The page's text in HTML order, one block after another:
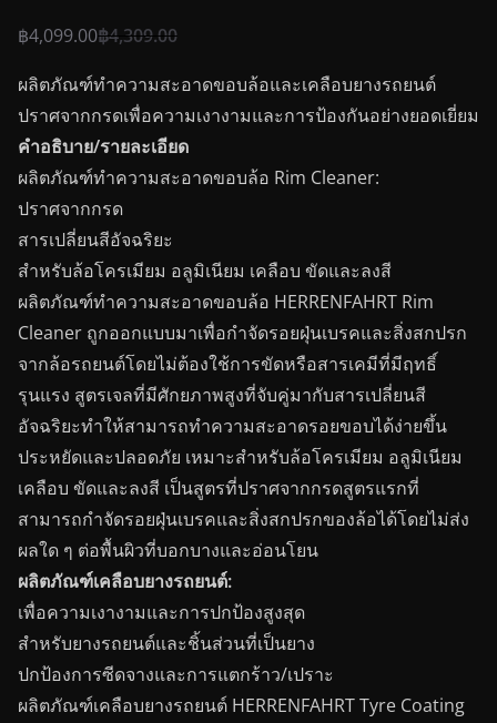
฿4,309.00
฿4,099.00
ผลิตภัณฑ์ทำความสะอาดขอบล้อและเคลือบยางรถยนต์
ปราศจากกรดเพื่อความเงางามและการป้องกันอย่างยอดเยี่ยม
คำอธิบาย/รายละเอียด
ผลิตภัณฑ์ทำความสะอาดขอบล้อ Rim Cleaner:
ปราศจากกรด
สารเปลี่ยนสีอัจฉริยะ
สำหรับล้อโครเมียม อลูมิเนียม เคลือบ ขัดและลงสี
ผลิตภัณฑ์ทำความสะอาดขอบล้อ HERRENFAHRT Rim
Cleaner ถูกออกแบบมาเพื่อกำจัดรอยฝุ่นเบรคและสิ่งสกปรก
จากล้อรถยนต์โดยไม่ต้องใช้การขัดหรือสารเคมีที่มีฤทธิ์
รุนแรง สูตรเจลที่มีศักยภาพสูงที่จับคู่มากับสารเปลี่ยนสี
อัจฉริยะทำให้สามารถทำความสะอาดรอยขอบได้ง่ายขึ้น
ประหยัดและปลอดภัย เหมาะสำหรับล้อโครเมียม อลูมิเนียม
เคลือบ ขัดและลงสี เป็นสูตรที่ปราศจากกรดสูตรแรกที่
สามารถกำจัดรอยฝุ่นเบรคและสิ่งสกปรกของล้อได้โดยไม่ส่ง
ผลใด ๆ ต่อพื้นผิวที่บอกบางและอ่อนโยน
ผลิตภัณฑ์เคลือบยางรถยนต์:
เพื่อความเงางามและการปกป้องสูงสุด
สำหรับยางรถยนต์และชิ้นส่วนที่เป็นยาง
ปกป้องการซีดจางและการแตกร้าว/เปราะ
ผลิตภัณฑ์เคลือบยางรถยนต์ HERRENFAHRT Tyre Coating